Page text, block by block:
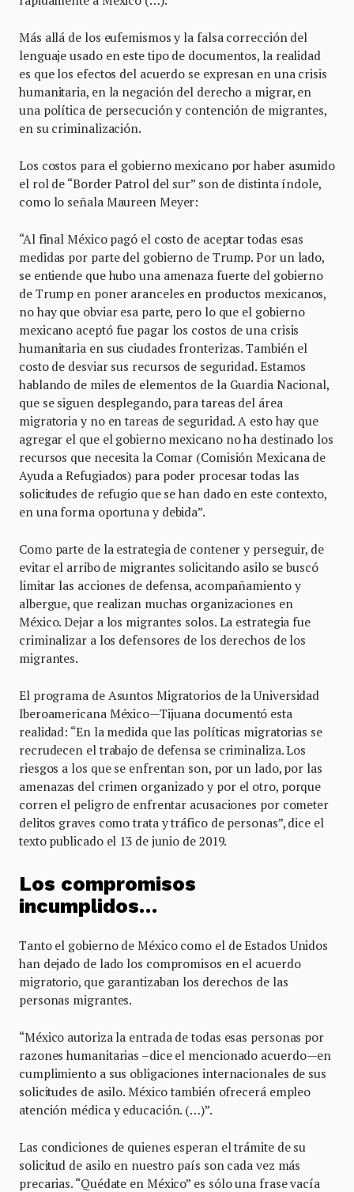
Más allá de los eufemismos y la falsa corrección del
lenguaje usado en este tipo de documentos, la realidad
es que los efectos del acuerdo se expresan en una crisis
humanitaria, en la negación del derecho a migrar, en
una política de persecución y contención de migrantes,
en su criminalización.
Los costos para el gobierno mexicano por haber asumido
el rol de “Border Patrol del sur” son de distinta índole,
como lo señala Maureen Meyer:
“Al final México pagó el costo de aceptar todas esas
medidas por parte del gobierno de Trump. Por un lado,
se entiende que hubo una amenaza fuerte del gobierno
de Trump en poner aranceles en productos mexicanos,
no hay que obviar esa parte, pero lo que el gobierno
mexicano aceptó fue pagar los costos de una crisis
humanitaria en sus ciudades fronterizas. También el
costo de desviar sus recursos de seguridad. Estamos
hablando de miles de elementos de la Guardia Nacional,
que se siguen desplegando, para tareas del área
migratoria y no en tareas de seguridad. A esto hay que
agregar el que el gobierno mexicano no ha destinado los
recursos que necesita la Comar (Comisión Mexicana de
Ayuda a Refugiados) para poder procesar todas las
solicitudes de refugio que se han dado en este contexto,
en una forma oportuna y debida”.
Como parte de la estrategia de contener y perseguir, de
evitar el arribo de migrantes solicitando asilo se buscó
limitar las acciones de defensa, acompañamiento y
albergue, que realizan muchas organizaciones en
México. Dejar a los migrantes solos. La estrategia fue
criminalizar a los defensores de los derechos de los
migrantes.
El programa de Asuntos Migratorios de la Universidad
Iberoamericana México—Tijuana documentó esta
realidad: “En la medida que las políticas migratorias se
recrudecen el trabajo de defensa se criminaliza. Los
riesgos a los que se enfrentan son, por un lado, por las
amenazas del crimen organizado y por el otro, porque
corren el peligro de enfrentar acusaciones por cometer
delitos graves como trata y tráfico de personas”, dice el
texto publicado el 13 de junio de 2019.
Los compromisos
incumplidos…
Tanto el gobierno de México como el de Estados Unidos
han dejado de lado los compromisos en el acuerdo
migratorio, que garantizaban los derechos de las
personas migrantes.
“México autoriza la entrada de todas esas personas por
razones humanitarias –dice el mencionado acuerdo—en
cumplimiento a sus obligaciones internacionales de sus
solicitudes de asilo. México también ofrecerá empleo
atención médica y educación. (…)”.
Las condiciones de quienes esperan el trámite de su
solicitud de asilo en nuestro país son cada vez más
precarias. “Quédate en México” es sólo una frase vacía